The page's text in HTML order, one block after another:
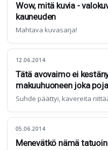
Wow, mitä kuvia -
kauneuden
Mahtava kuvasarja!
12.06.2014
Tätä avovaimo ei
makuuhuoneen joka
Suhde päättyi, kavereita
05.06.2014
Menevätkö nämä